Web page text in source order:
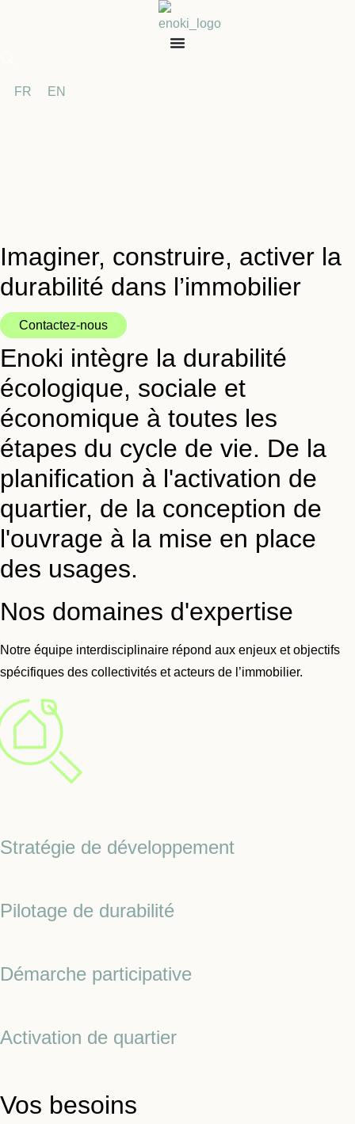
FR EN
Imaginer, construire, activer la
durabilité dans l’immobilier
Contactez-nous
Enoki intègre la durabilité
écologique, sociale et
économique à toutes les
étapes du cycle de vie. De la
planification à l'activation de
quartier, de la conception de
l'ouvrage à la mise en place
des usages.
Nos domaines d'expertise
Notre équipe interdisciplinaire répond aux enjeux et objectifs
spécifiques des collectivités et acteurs de l’immobilier.
Stratégie de développement
Pilotage de durabilité
Démarche participative
Activation de quartier
Vos besoins